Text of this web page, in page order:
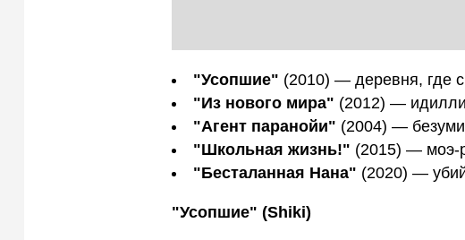
"Усопшие" (2010) — деревня, где
"Из нового мира" (2012) —
"Агент паранойи" (2004) —
"Школьная жизнь!" (2015) — моэ-
"Бесталанная Нана" (2020) —
"Усопшие" (Shiki)